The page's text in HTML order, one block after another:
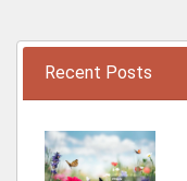
Recent Posts